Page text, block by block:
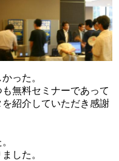
った。
無料セミナーであって
紹介していただき感謝
した。